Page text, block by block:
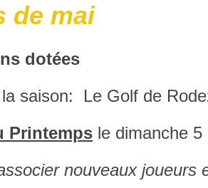
de mai
dotées
saison: Le Golf de
Printemps le dimanche 5
nouveaux joueurs